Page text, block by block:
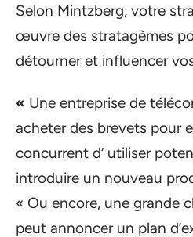
Selon Mintzberg, votre
œuvre des stratagèmes
détourner et influencer
« Une entreprise de
acheter des brevets pour
concurrent d’ utiliser
introduire un nouveau
« Ou encore, une grande
peut annoncer un plan